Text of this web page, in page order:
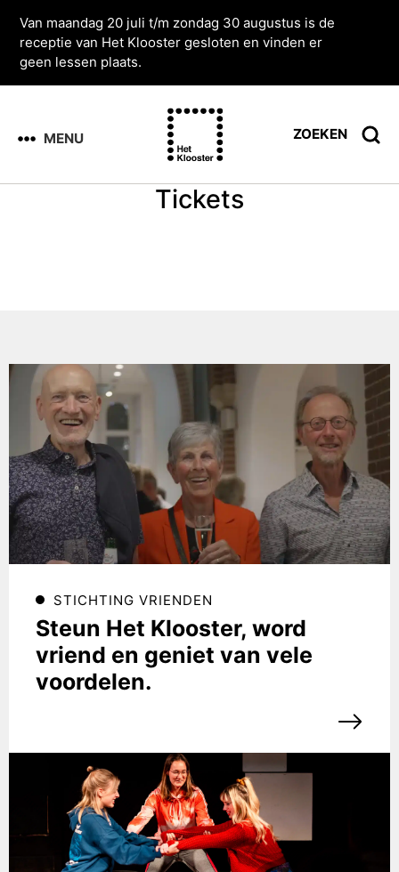
Van maandag 20 juli t/m zondag 30 augustus is de
receptie van Het Klooster gesloten en vinden er
geen lessen plaats.
MENU ZOEKEN
Tickets
STICHTING VRIENDEN
Steun Het Klooster, word
vriend en geniet van vele
voordelen.